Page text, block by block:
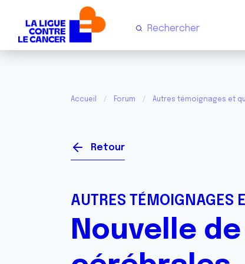
Accueil Forum Autres témoignages et
Retour
AUTRES TÉMOIGNAGES
Nouvelle